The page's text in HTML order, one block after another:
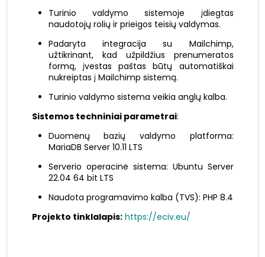
Turinio valdymo sistemoje įdiegtas
naudotojų rolių ir prieigos teisių valdymas.
Padaryta integracija su Mailchimp,
užtikrinant, kad užpildžius prenumeratos
formą, įvestas paštas būtų automatiškai
nukreiptas į Mailchimp sistemą.
Turinio valdymo sistema veikia anglų kalba.
Sistemos techniniai parametrai:
Duomenų bazių valdymo platforma:
MariaDB Server 10.11 LTS
Serverio operacinė sistema: Ubuntu Server
22.04 64 bit LTS
Naudota programavimo kalba (TVS): PHP 8.4
Projekto tinklalapis: https://eciv.eu/